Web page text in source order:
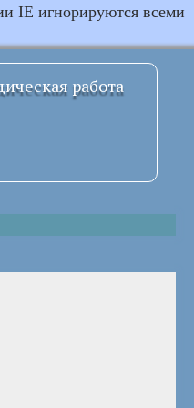
IE игнорируются всеми
работа